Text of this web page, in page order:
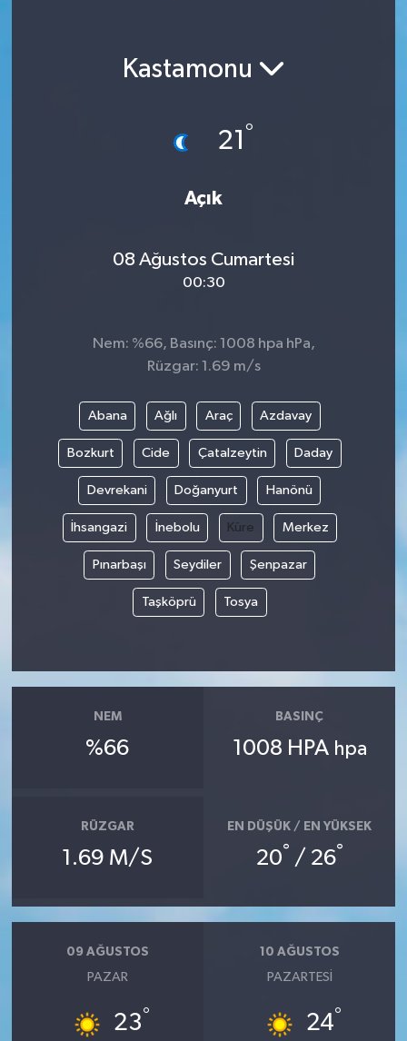
Kastamonu
21°
Açık
08 Ağustos Cumartesi
00:30
Nem: %66, Basınç: 1008 hpa hPa,
Rüzgar: 1.69 m/s
Abana Ağlı Araç Azdavay
Bozkurt Cide Çatalzeytin Daday
Devrekani Doğanyurt Hanönü
İhsangazi İnebolu Küre Merkez
Pınarbaşı Seydiler Şenpazar
Taşköprü Tosya
NEM
%66
BASINÇ
1008 HPA hpa
RÜZGAR
1.69 M/S
EN DÜŞÜK / EN YÜKSEK
20° / 26°
09 AĞUSTOS
PAZAR
23°
10 AĞUSTOS
PAZARTESI
24°